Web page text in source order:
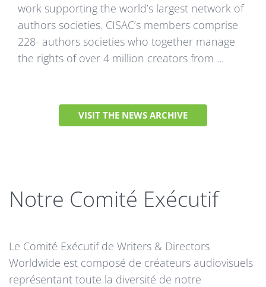
work supporting the world’s largest network of
authors societies. CISAC’s members comprise
228- authors societies who together manage
the rights of over 4 million creators from ...
VISIT THE NEWS ARCHIVE
Notre Comité Exécutif
Le Comité Exécutif de Writers & Directors
Worldwide est composé de créateurs audiovisuels
représentant toute la diversité de notre